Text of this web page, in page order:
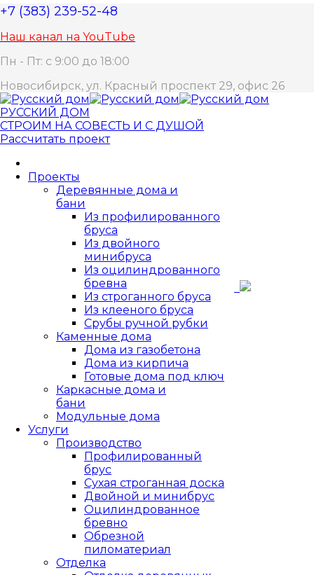
+7 (383) 239-52-48
Наш канал на YouTube
Пн - Пт: с 9:00 до 18:00
Новосибирск, ул. Красный проспект 29, офис 26
РУССКИЙ ДОМ
СТРОИМ НА СОВЕСТЬ И С ДУШОЙ
Рассчитать проект
Проекты
Деревянные дома и
бани
Из профилированного
бруса
Из двойного
минибруса
Из оцилиндрованного
бревна
Из строганного бруса
Из клееного бруса
Срубы ручной рубки
Каменные дома
Дома из газобетона
Дома из кирпича
Готовые дома под ключ
Каркасные дома и
бани
Модульные дома
Услуги
Производство
Профилированный
брус
Сухая строганная доска
Двойной и минибрус
Оцилиндрованное
бревно
Обрезной
пиломатериал
Отделка